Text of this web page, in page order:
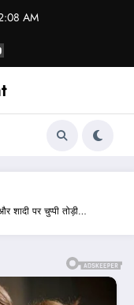
AM
शादी पर चुप्पी तोड़ी…